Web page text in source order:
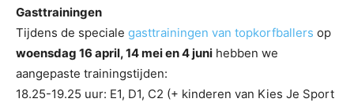
Gasttrainingen
Tijdens de speciale gasttrainingen van topkorfballers op
woensdag 16 april, 14 mei en 4 juni hebben we
aangepaste trainingstijden:
18.25-19.25 uur: E1, D1, C2 (+ kinderen van Kies Je Sport